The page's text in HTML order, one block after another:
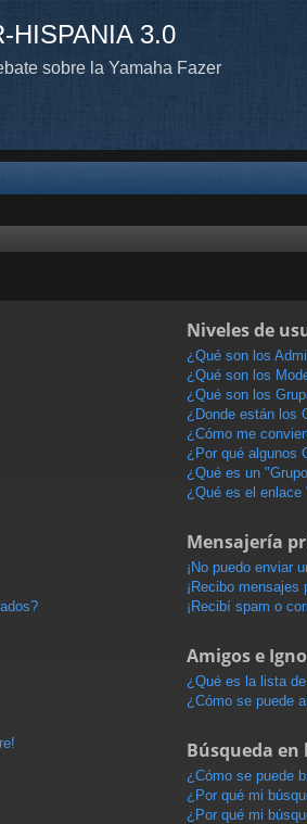
HISPANIA 3.0
sobre la Yamaha Fazer
Niveles de
¿Qué son los
¿Qué son los
¿Qué son los
¿Donde están los
¿Cómo me
¿Por qué algunos
¿Qué es un
¿Qué es el enlace
Mensajería
¡No puedo enviar
¡Recibo mensajes
¡Recibí spam o
Amigos e
¿Qué es la lista
¿Cómo se puede
Búsqueda en
¿Cómo se puede
¿Por qué mi
¿Por qué mi